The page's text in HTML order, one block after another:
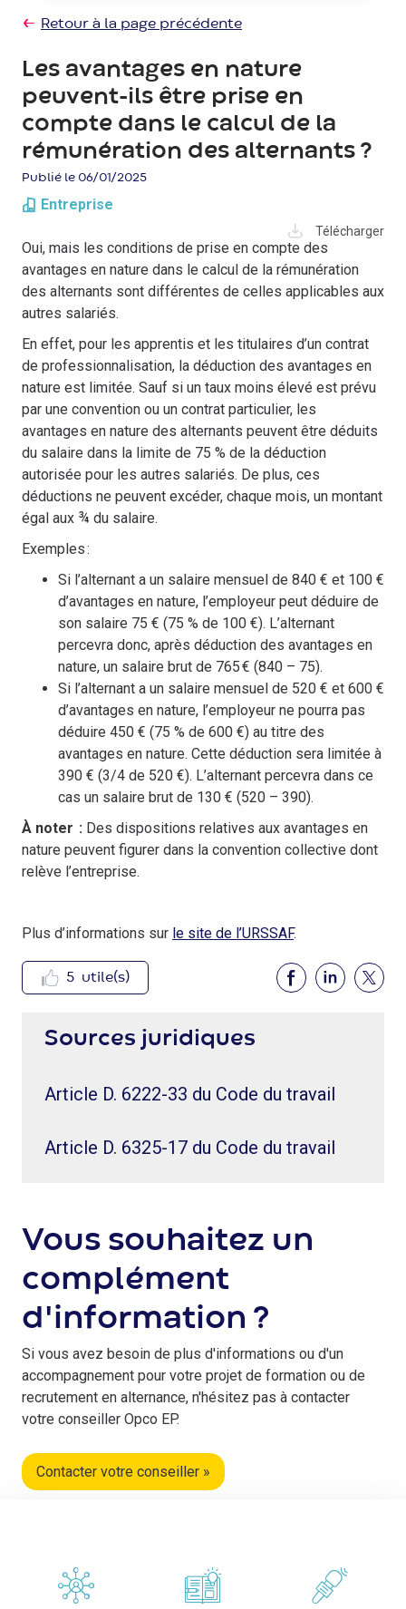
Retour à la page précédente
5 utile(s)
Les avantages en nature
peuvent-ils être prise en
compte dans le calcul de la
rémunération des alternants ?
Publié le 06/01/2025
Entreprise
Télécharger
Oui, mais les conditions de prise en compte des
avantages en nature dans le calcul de la rémunération
des alternants sont différentes de celles applicables aux
autres salariés.
En effet, pour les apprentis et les titulaires d’un contrat
de professionnalisation, la déduction des avantages en
nature est limitée. Sauf si un taux moins élevé est prévu
par une convention ou un contrat particulier, les
avantages en nature des alternants peuvent être déduits
du salaire dans la limite de 75 % de la déduction
autorisée pour les autres salariés. De plus, ces
déductions ne peuvent excéder, chaque mois, un montant
égal aux ¾ du salaire.
Exemples :
Si l’alternant a un salaire mensuel de 840 € et 100 €
d’avantages en nature, l’employeur peut déduire de
son salaire 75 € (75 % de 100 €). L’alternant
percevra donc, après déduction des avantages en
nature, un salaire brut de 765 € (840 – 75).
Si l’alternant a un salaire mensuel de 520 € et 600 €
d’avantages en nature, l’employeur ne pourra pas
déduire 450 € (75 % de 600 €) au titre des
avantages en nature. Cette déduction sera limitée à
390 € (3/4 de 520 €). L’alternant percevra dans ce
cas un salaire brut de 130 € (520 – 390).
À noter : Des dispositions relatives aux avantages en
nature peuvent figurer dans la convention collective dont
relève l’entreprise.
Plus d’informations sur le site de l’URSSAF.
Sources juridiques
Article D. 6222-33 du Code du travail
Article D. 6325-17 du Code du travail
Vous souhaitez un
complément
d'information ?
Si vous avez besoin de plus d'informations ou d'un
accompagnement pour votre projet de formation ou de
recrutement en alternance, n'hésitez pas à contacter
votre conseiller Opco EP.
Contacter votre conseiller »